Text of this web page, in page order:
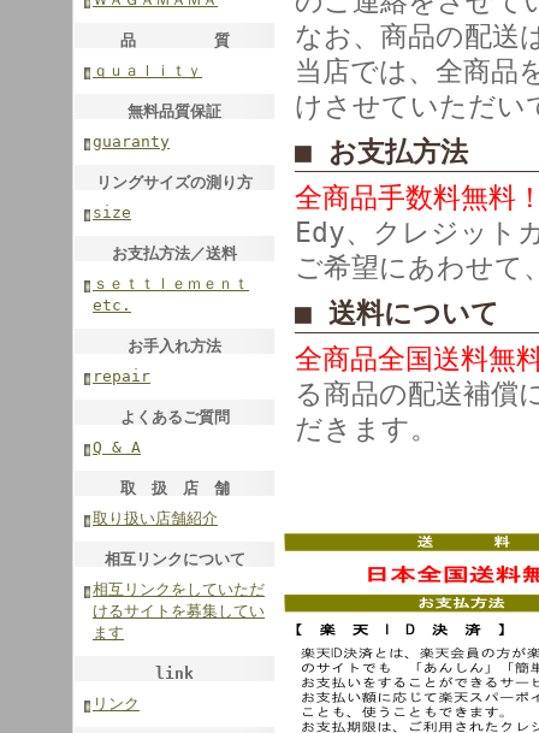
品 質
ｑｕａｌｉｔｙ
無料品質保証
guaranty
リングサイズの測り方
size
お支払方法／送料
ｓｅｔｔｌｅｍｅｎｔ
etc.
お手入れ方法
repair
よくあるご質問
Q & A
取 扱 店 舗
取り扱い店舗紹介
相互リンクについて
相互リンクをしていただ
けるサイトを募集してい
ます
link
リンク
なお、商品の配送
当店では、全商
けさせていただい
■ お支払方法
全商品手数料無料
Edy、クレジット
ご希望にあわせて
■ 送料について
全商品全国送料無
る商品の配送補償
だきます。